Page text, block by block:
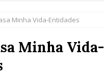
Minha Vida-Entidades
Minha Vida-